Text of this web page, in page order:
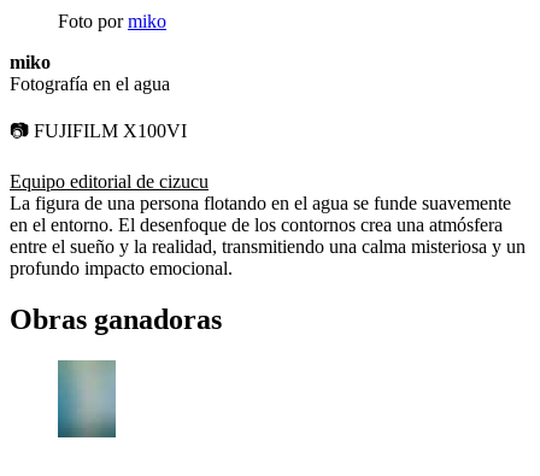
Foto pormiko
miko
Fotografía en el agua
📷 FUJIFILM X100VI
Equipo editorial de cizucu
La figura de una persona flotando en el agua se funde suavemente
en el entorno. El desenfoque de los contornos crea una atmósfera
entre el sueño y la realidad, transmitiendo una calma misteriosa y un
profundo impacto emocional.
Obras ganadoras